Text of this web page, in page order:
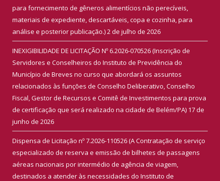
para fornecimento de gêneros alimentícios não perecíveis,
materiais de expediente, descartáveis, copa e cozinha, para
análise e posterior publicação.)2 de julho de 2026
INEXIGIBILIDADE DE LICITAÇÃO Nº 6.2026-070526 (Inscrição de
Servidores e Conselheiros do Instituto de Previdência do
Município de Breves no curso que abordará os assuntos
relacionados às funções de Conselho Deliberativo, Conselho
Fiscal, Gestor de Recursos e Comitê de Investimentos para prova
de certificação que será realizado na cidade de Belém/PA) 17 de
junho de 2026
Dispensa de Licitação nº 7.2026-110526 (A Contratação de serviço
especializado de reserva e emissão de bilhetes de passagens
aéreas nacionais por intermédio de agência de viagem,
destinados a atender às necessidades do Instituto de